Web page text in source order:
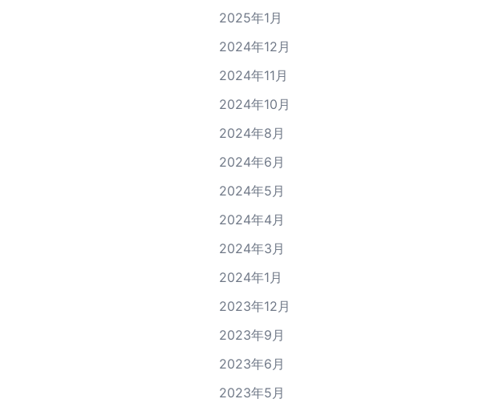
2025年1月
2024年12月
2024年11月
2024年10月
2024年8月
2024年6月
2024年5月
2024年4月
2024年3月
2024年1月
2023年12月
2023年9月
2023年6月
2023年5月